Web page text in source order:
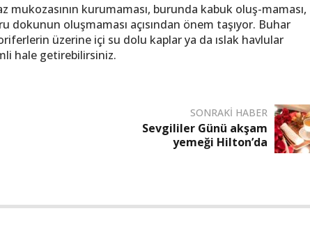
mukozasının kurumaması, burunda kabuk oluş-maması,
dokunun oluşmaması açısından önem taşıyor. Buhar
üzerine içi su dolu kaplar ya da ıslak havlular
hale getirebilirsiniz.
SONRAKI HABER
Sevgililer Günü akşam
yemeği Hilton’da